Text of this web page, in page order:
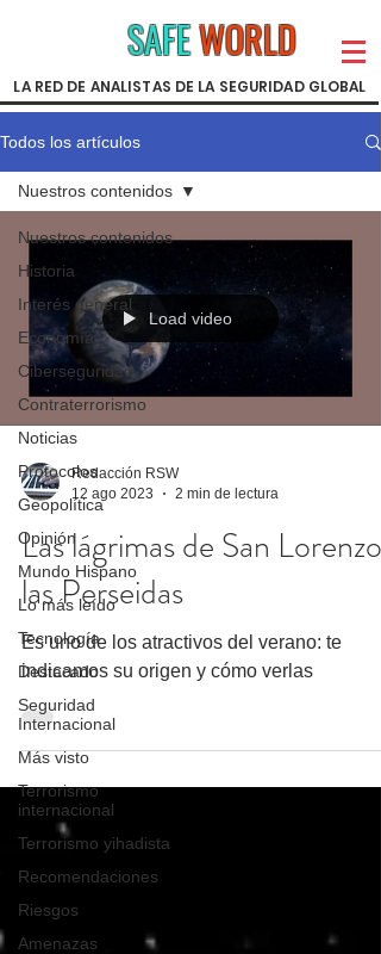
SAFEWORLD
LA RED DE ANALISTAS DE LA SEGURIDAD GLOBAL
Todos los artículos
Nuestros contenidos
Historia
Interés general
Economía
Ciberseguridad
Contraterrorismo
Noticias
Protocolos
Geopolítica
Opinión
Mundo Hispano
Lo más leído
Tecnología
Destacado
Seguridad
Internacional
Más visto
Terrorismo
internacional
Terrorismo yihadista
Recomendaciones
Riesgos
Amenazas
Nuestros contenidos
Load video
Redacción RSW
12 ago 2023
2 min de lectura
Las lágrimas de San Lorenzo:
las Perseidas
Es uno de los atractivos del verano: te
indicamos su origen y cómo verlas